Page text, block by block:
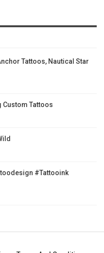
Tattoos, Nautical Star
Custom Tattoos
#tattooink